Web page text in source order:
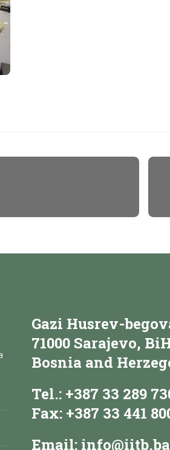
Gazi Husrev-
71000 Sarajevo,
Bosnia and
Tel.: +387 33 289
Fax: +387 33 441
Email: info@iitb.ba